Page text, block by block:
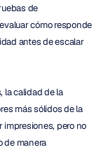
de
cómo responde
antes de escalar
la calidad de la
más sólidos de la
pero no
de manera